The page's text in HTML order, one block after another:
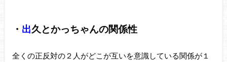
・ 出久とかっちゃんの関係性
全くの正反対の２人がどこが互いを意識している関係が１